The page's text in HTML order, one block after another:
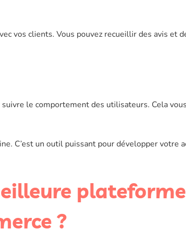
vos clients. Vous pouvez recueillir des avis et
le comportement des utilisateurs. Cela
C’est un outil puissant pour développer votre
plateforme
?